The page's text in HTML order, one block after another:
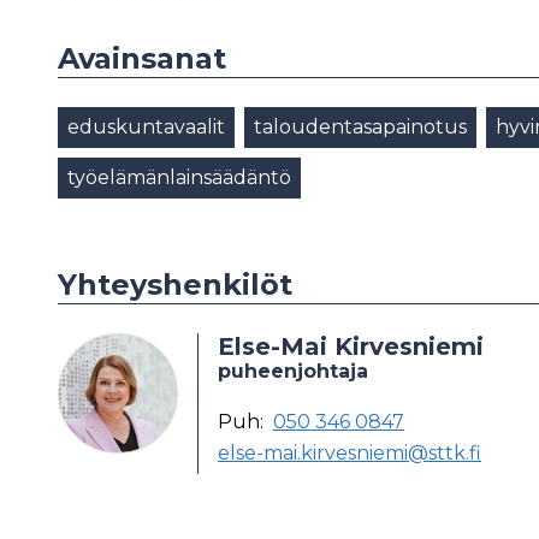
Avainsanat
eduskuntavaalit taloudentasapainotus
työelämänlainsäädäntö
Yhteyshenkilöt
Else-Mai Kirvesniemi
puheenjohtaja
Puh: 050 346 0847
else-mai.kirvesniemi@sttk.fi